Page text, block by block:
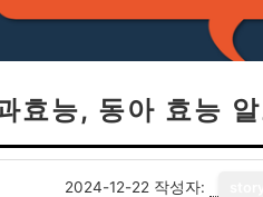
효능, 동아 효능
2024-12-22 작성자: